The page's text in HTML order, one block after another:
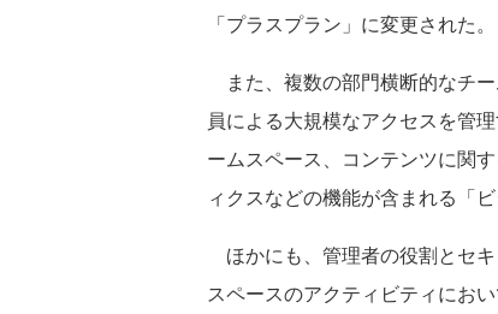
「プラスプラン」に変更された。
また、複数の部門横断的なチ
員による大規模なアクセスを管
ームスペース、コンテンツに関
ィクスなどの機能が含まれる「
ほかにも、管理者の役割とセ
スペースのアクティビティにお